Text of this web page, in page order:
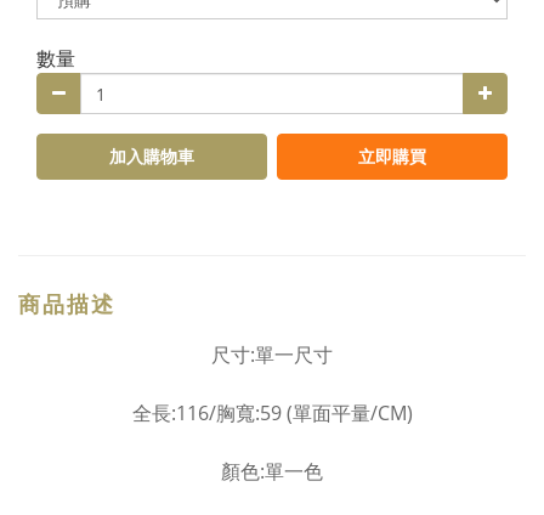
數量
加入購物車 立即購買
商品描述
尺寸:單一尺寸
全長:116/胸寬:59(單面平量/CM)
顏色:單一色